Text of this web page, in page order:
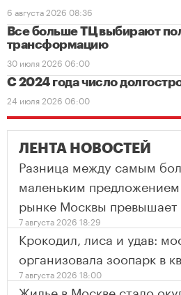
6 августа 2026 08:36
Все больше ТЦ выбирают
трансформацию
30 июля 2026 06:00
С 2024 года число
24 июля 2026 06:00
ЛЕНТА НОВОСТЕЙ
Разница между самым
маленьким
рынке Москвы превышает
7 августа 2026 18:29
Крокодил, лиса и удав:
организовала зоопарк в
7 августа 2026 18:00
Жилье в Москве стало